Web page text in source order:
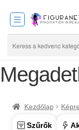
Kezdőlap
Szűrők